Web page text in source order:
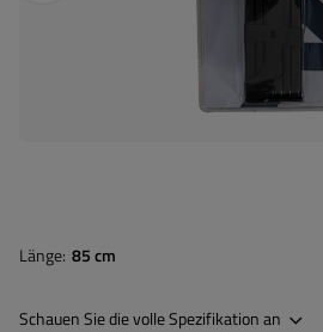
Länge 85 cm
Schauen Sie die volle Spezifikation an